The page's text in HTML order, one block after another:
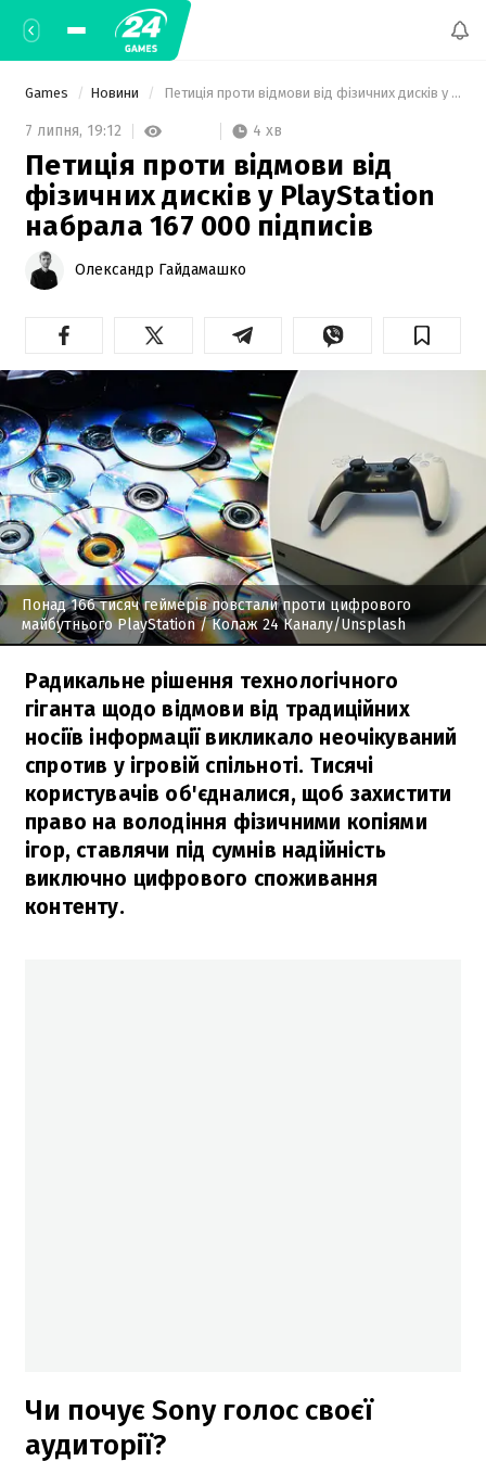
Games Новини Петиція проти відмови від фізичних дисків у PlayStation набрала 167 000 підписів
7 липня, 19:12 4 хв
Петиція проти відмови від
фізичних дисків у PlayStation
набрала 167 000 підписів
Олександр Гайдамашко
Понад 166 тисяч геймерів повстали проти цифрового
майбутнього PlayStation/ Колаж 24 Каналу/Unsplash
Радикальне рішення технологічного
гіганта щодо відмови від традиційних
носіїв інформації викликало неочікуваний
спротив у ігровій спільноті. Тисячі
користувачів об'єдналися, щоб захистити
право на володіння фізичними копіями
ігор, ставлячи під сумнів надійність
виключно цифрового споживання
контенту.
Чи почує Sony голос своєї
аудиторії?